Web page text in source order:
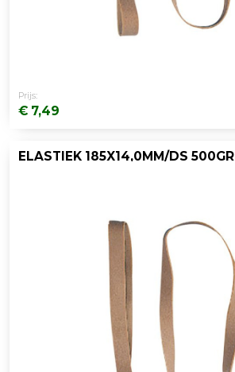
Prijs:
€ 7,49
ELASTIEK 185X14,0MM/DS 500GR